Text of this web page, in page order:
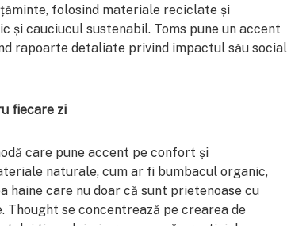
folosind materiale reciclate și
și cauciucul sustenabil. Toms pune un accent
rapoarte detaliate privind impactul său social
fiecare zi
care pune accent pe confort și
naturale, cum ar fi bumbacul organic,
haine care nu doar că sunt prietenoase cu
Thought se concentrează pe crearea de